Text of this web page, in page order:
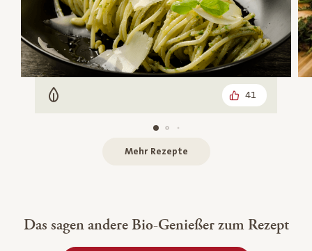
Vegetarisch 41
Mehr Rezepte
Das sagen andere Bio-Genießer zum Rezept